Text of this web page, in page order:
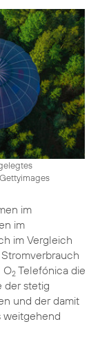
im
im
im Vergleich
O2 Telefónica die
der stetig
und der damit
weitgehend